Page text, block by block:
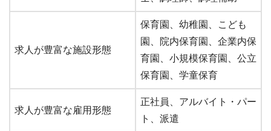
求人が豊富な施設形態
保育園、幼稚園、こども
園、院内保育園、企業内保
育園、小規模保育園、公立
保育園、学童保育
求人が豊富な雇用形態
正社員、アルバイト・パー
ト、派遣